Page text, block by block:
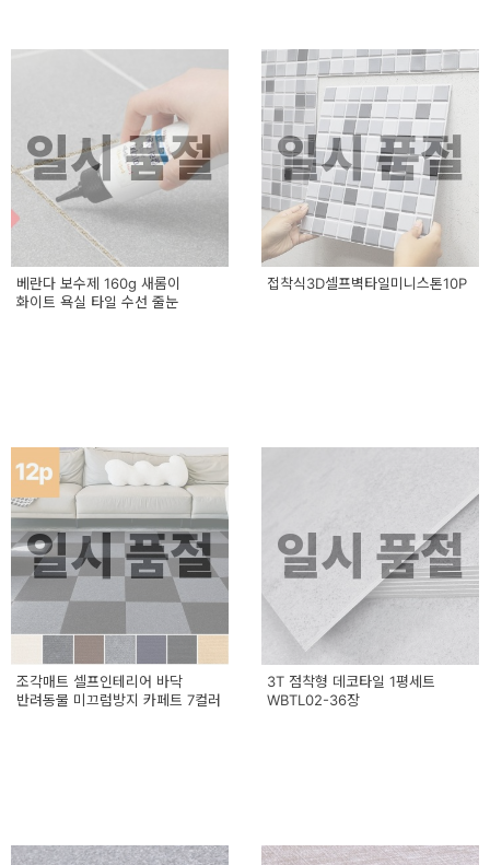
일시 품절
베란다 보수제 160g 새롬이
화이트 욕실 타일 수선 줄눈
일시 품절
접착식3D셀프벽타일미니스톤10P
일시 품절
조각매트 셀프인테리어 바닥
반려동물 미끄럼방지 카페트 7컬러
일시 품절
3T 점착형 데코타일 1평세트
WBTL02-36장